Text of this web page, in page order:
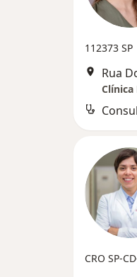
112373 SP
Clínica
CRO SP-